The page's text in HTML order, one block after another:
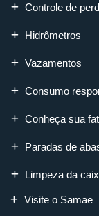
Controle de
Hidrômetros
Vazamentos
Consumo
Conheça sua
Paradas de
Limpeza da
Visite o Samae